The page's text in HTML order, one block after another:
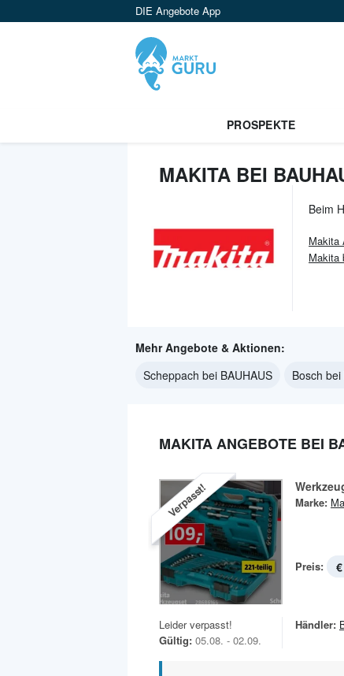
DIE Angebote App
PROSPEKTE
MAKITA BEI
Beim
Makita
Makita
Mehr Angebote & Aktionen:
Scheppach bei BAUHAUS
Bosch
MAKITA ANGEBOTE BEI
Verpasst! Marke:
Preis:
Leider verpasst!
Gültig: 05.08. - 02.09.
Händler: